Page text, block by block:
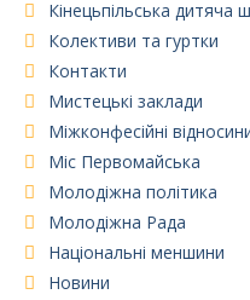
Кінецьпільська дитяча
Колективи та гуртки
Контакти
Мистецькі заклади
Міжконфесійні
Міс Первомайська
Молодіжна політика
Молодіжна Рада
Національні меншини
Новини